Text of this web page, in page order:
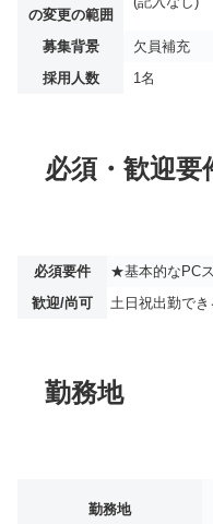
の変更の範囲
募集背景
欠員補充
採用人数
1名
必須・歓迎要
必須要件
★基本的なPC
歓迎/尚可
土日祝出勤でき
勤務地
勤務地